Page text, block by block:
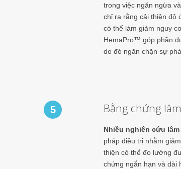
trong việc ngăn ngừa
chỉ ra rằng cải thiện độ
có thể làm giảm nguy
HemaPro™ góp phần
do đó ngăn chặn sự
5 Bằng chứng
Nhiều nghiên cứu lâm
pháp điều trị nhằm
thiện có thể đo lường
chứng ngắn hạn và dài